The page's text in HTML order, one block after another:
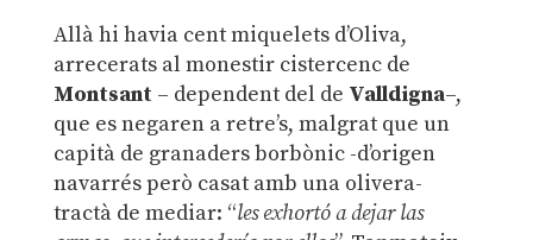
Allà hi havia cent miquelets d’Oliva,
arrecerats al monestir cistercenc de
Montsant– dependent del de Valldigna–,
que es negaren a retre’s, malgrat que un
capità de granaders borbònic -d’origen
navarrés però casat amb una olivera-
tractà de mediar: “les exhortó a dejar las